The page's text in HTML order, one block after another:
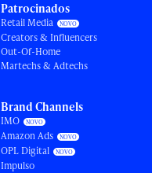
Patrocinados
Retail Media
Creators & Influencers
Out-Of-Home
Martechs & Adtechs
Brand Channels
IMO
Amazon Ads
OPL Digital
Impulso